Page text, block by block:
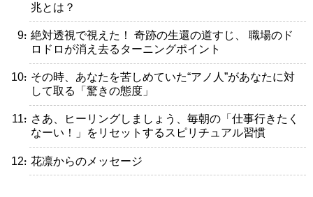
兆とは？
・絶対透視で視えた！ 奇跡の生還の道すじ、 職場のド
ロドロが消え去るターニングポイント
・その時、あなたを苦しめていた“アノ人”があなたに対
して取る「驚きの態度」
・さあ、ヒーリングしましょう、毎朝の「仕事行きたく
なーい！」をリセットするスピリチュアル習慣
・花凛からのメッセージ